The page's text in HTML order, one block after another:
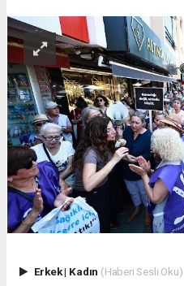
Erkek| Kadın (Haberi Sesli Oku)